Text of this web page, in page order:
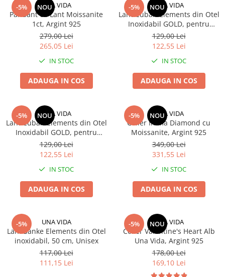
-5% NOU
UNA VIDA
Pandant cu Lant Moissanite
1ct, Argint 925
279,00 Lei
265,05 Lei
IN STOC
ADAUGA IN COS
-5% NOU
UNA VIDA
Lant Cuban Elements din Otel
Inoxidabil GOLD, pentru
barbati, 4mm
129,00 Lei
122,55 Lei
IN STOC
ADAUGA IN COS
-5% NOU
UNA VIDA
Lant Cuban Elements din Otel
Inoxidabil GOLD, pentru
barbati, 6 mm
129,00 Lei
122,55 Lei
IN STOC
ADAUGA IN COS
-5% NOU
UNA VIDA
Colier Inima Diamond cu
Moissanite, Argint 925
349,00 Lei
331,55 Lei
IN STOC
ADAUGA IN COS
-5% UNA VIDA
Lant Sanke Elements din Otel
inoxidabil, 50 cm, Unisex
117,00 Lei
111,15 Lei
-5% NOU
UNA VIDA
Colier Valentine's Heart Alb
Una Vida, Argint 925
178,00 Lei
169,10 Lei